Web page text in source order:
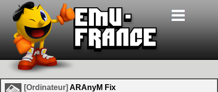
[Ordinateur] ARAnyM Fix